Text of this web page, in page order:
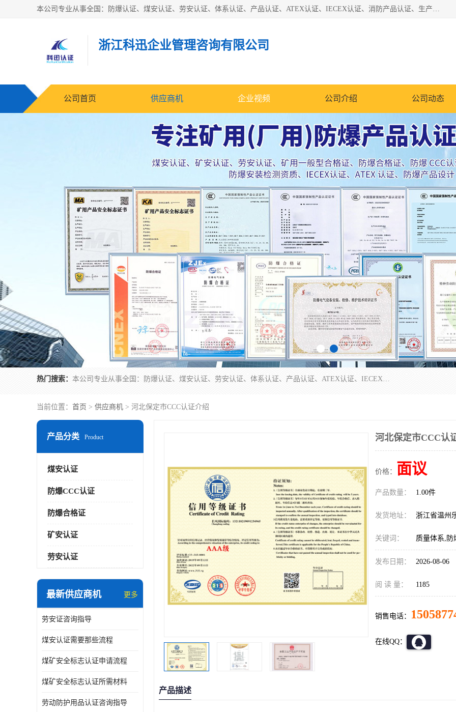
本公司专业从事全国：防爆认证、煤安认证、劳安认证、体系认证、产品认证、ATEX认证、IECEX认证、消防产品认证、生产认可证、验厂指导、认证技术支持、企业管理策划等一站式咨询服务。 用我们的智慧、经验、真诚与勤恳，分享成长的喜悦！ 全国24小时咨询热线：* 认证咨询：张老师（全国*）
浙江科迅企业管理咨询有限公司
公司首页 供应商机 企业视频 公司介绍 公司动态
热门搜索： 本公司专业从事全国：防爆认证、煤安认证、劳安认证、体系认证、产品认证、ATEX认证、IECEX认证、消防产品认证、生产认可证、验厂指导、认证技术支持、企业管理策划等一站式咨询服务。 用我们的智慧、经验、真诚与勤恳，分享成长的喜悦！ 全国24小时咨询热线：* 认证咨询：张老师（全国*）
当前位置： 首页 > 供应商机 > 河北保定市CCC认证介绍
产品分类 Product
煤安认证
防爆CCC认证
防爆合格证
矿安认证
劳安认证
最新供应商机 更多
劳安证咨询指导
煤安认证需要那些流程
煤矿安全标志认证申请流程
煤矿安全标志认证所需材料
劳动防护用品认证咨询指导
河北保定市CCC认
价格： 面议
产品数量： 1.00件
发货地址： 浙江省温州
关键词： 质量体系,防
发布日期： 2026-08-06
阅 读 量： 1185
销售电话：
在线QQ：
产品描述